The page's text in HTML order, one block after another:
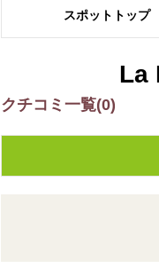
スポット トップ
La
クチコミ一覧(0)